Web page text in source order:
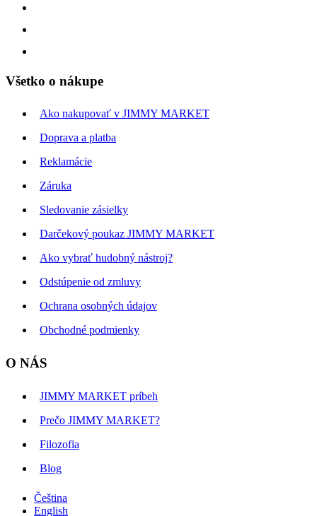
Všetko o nákupe
Ako nakupovať v JIMMY MARKET
Doprava a platba
Reklamácie
Záruka
Sledovanie zásielky
Darčekový poukaz JIMMY MARKET
Ako vybrať hudobný nástroj?
Odstúpenie od zmluvy
Ochrana osobných údajov
Obchodné podmienky
O NÁS
JIMMY MARKET príbeh
Prečo JIMMY MARKET?
Filozofia
Blog
Čeština
English